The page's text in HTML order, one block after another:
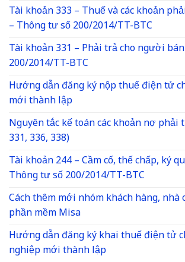
Tài khoản 333 – Thuế và các khoản
– Thông tư số 200/2014/TT-BTC
Tài khoản 331 – Phải trả cho người
200/2014/TT-BTC
Hướng dẫn đăng ký nộp thuế điện tử
mới thành lập
Nguyên tắc kế toán các khoản nợ phải
331, 336, 338)
Tài khoản 244 – Cầm cố, thế chấp, ký
Thông tư số 200/2014/TT-BTC
Cách thêm mới nhóm khách hàng, nhà
phần mềm Misa
Hướng dẫn đăng ký khai thuế điện tử
nghiệp mới thành lập